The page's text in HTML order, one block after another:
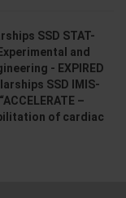
SSD STAT-
and
- EXPIRED
SSD IMIS-
–
of cardiac